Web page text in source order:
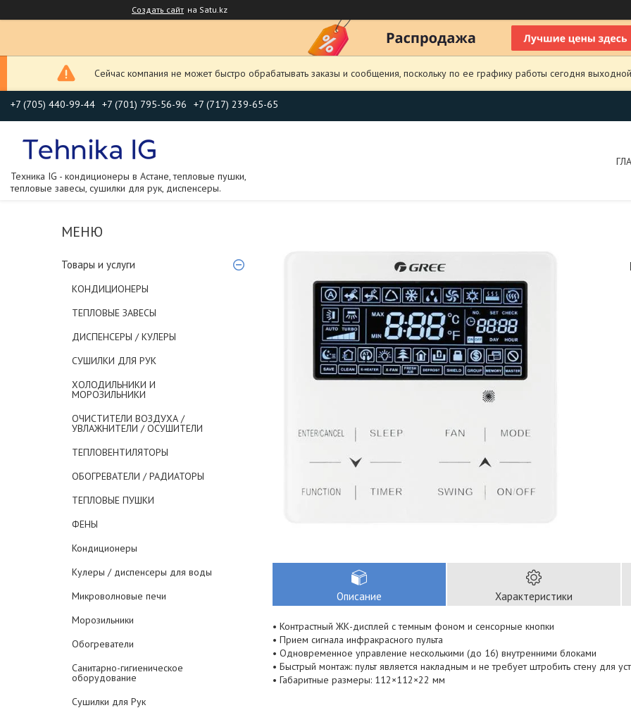
Создать сайт на Satu.kz
Сейчас компания не может быстро обрабатывать заказы и сообщения, поскольку по ее графику работы сегодня
+7 (705) 440-99-44 +7 (701) 795-56-96 +7 (717) 239-65-65
Техника IG - кондиционеры в Астане, тепловые пушки,
тепловые завесы, сушилки для рук, диспенсеры.
Товары и услуги
КОНДИЦИОНЕРЫ
ТЕПЛОВЫЕ ЗАВЕСЫ
ДИСПЕНСЕРЫ / КУЛЕРЫ
СУШИЛКИ ДЛЯ РУК
ХОЛОДИЛЬНИКИ И
МОРОЗИЛЬНИКИ
ОЧИСТИТЕЛИ ВОЗДУХА /
УВЛАЖНИТЕЛИ / ОСУШИТЕЛИ
ТЕПЛОВЕНТИЛЯТОРЫ
ОБОГРЕВАТЕЛИ / РАДИАТОРЫ
ТЕПЛОВЫЕ ПУШКИ
ФЕНЫ
Кондиционеры
Кулеры / диспенсеры для воды
Микроволновые печи
Морозильники
Обогреватели
Санитарно-гигиеническое
оборудование
Сушилки для Рук
Описание Характеристики
• Контрастный ЖК-дисплей с темным фоном и сенсорные кнопки
• Прием сигнала инфракрасного пульта
• Одновременное управление несколькими (до 16) внутренними блоками
• Быстрый монтаж: пульт является накладным и не требует штробить стену для
• Габаритные размеры: 112×112×22 мм